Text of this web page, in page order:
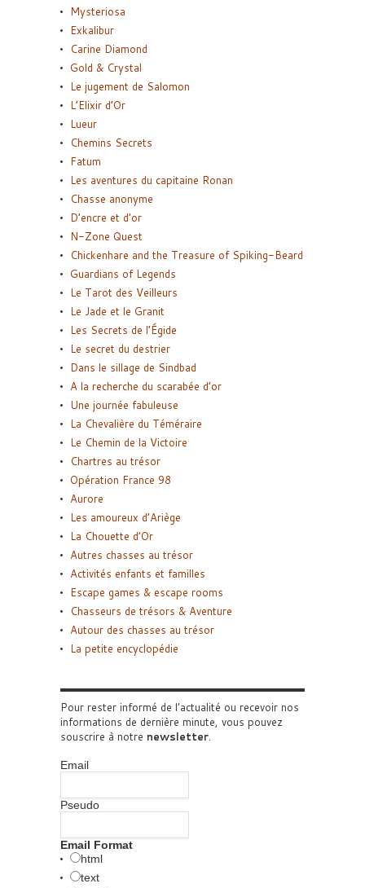
Mysteriosa
Exkalibur
Carine Diamond
Gold & Crystal
Le jugement de Salomon
L’Elixir d’Or
Lueur
Chemins Secrets
Fatum
Les aventures du capitaine Ronan
Chasse anonyme
D’encre et d’or
N-Zone Quest
Chickenhare and the Treasure of Spiking-Beard
Guardians of Legends
Le Tarot des Veilleurs
Le Jade et le Granit
Les Secrets de l’Égide
Le secret du destrier
Dans le sillage de Sindbad
A la recherche du scarabée d’or
Une journée fabuleuse
La Chevalière du Téméraire
Le Chemin de la Victoire
Chartres au trésor
Opération France 98
Aurore
Les amoureux d’Ariège
La Chouette d’Or
Autres chasses au trésor
Activités enfants et familles
Escape games & escape rooms
Chasseurs de trésors & Aventure
Autour des chasses au trésor
La petite encyclopédie
Pour rester informé de l'actualité ou recevoir nos
informations de dernière minute, vous pouvez
souscrire à notre newsletter.
Email
Pseudo
Email Format
html
text